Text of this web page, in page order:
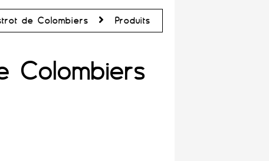
de Colombiers Produits
Colombiers